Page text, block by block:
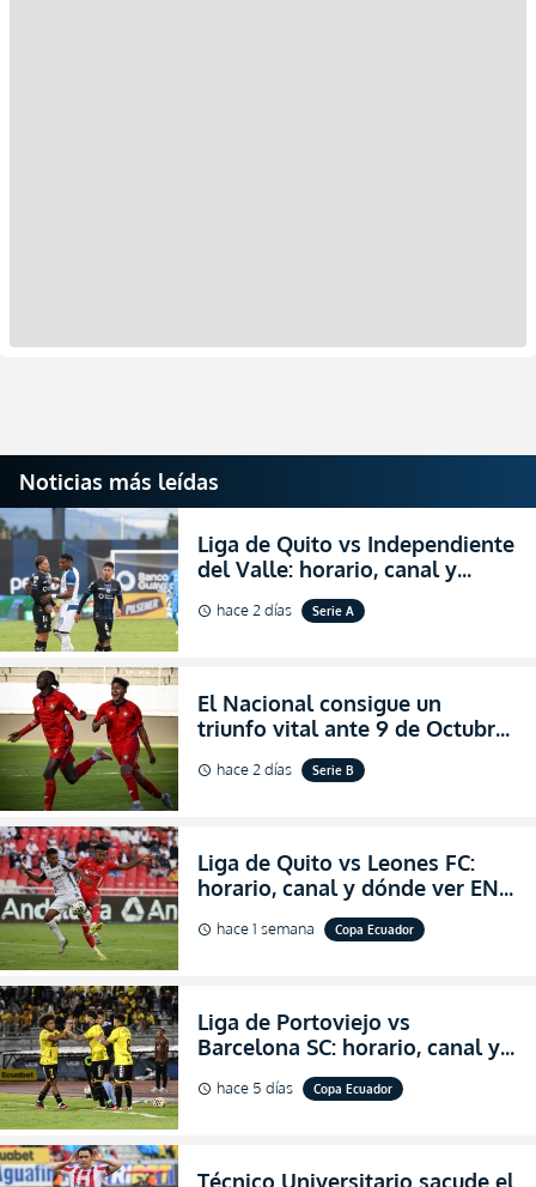
Noticias más leídas
Liga de Quito vs Independiente
del Valle: horario, canal y
dónde ver EN VIVO el
partidazo por la fecha 24 de la
schedule hace 2 días Serie A
El Nacional consigue un
triunfo vital ante 9 de Octubre
para encender la fe en la
salvación
schedule hace 2 días Serie B
Liga de Quito vs Leones FC:
horario, canal y dónde ver EN
VIVO los octavos de final de la
Copa Ecuador 2026
schedule hace 1 semana Copa Ecuador
Liga de Portoviejo vs
Barcelona SC: horario, canal y
dónde ver EN VIVO los octavos
de final de la Copa Ecuador
schedule hace 5 días Copa Ecuador
Técnico Universitario sacude el